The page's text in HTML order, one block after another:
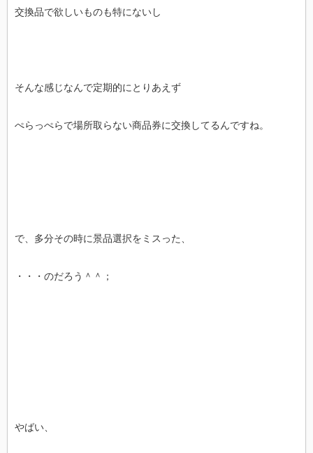
交換品で欲しいものも特にないし
そんな感じなんで定期的にとりあえず
ぺらっぺらで場所取らない商品券に交換してるんですね。
で、多分その時に景品選択をミスった、
・・・のだろう＾＾；
やばい、